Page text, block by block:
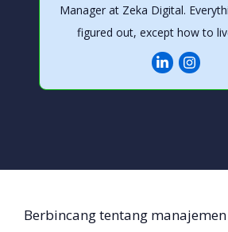
Manager at Zeka Digital.
figured out, except how to
Berbincang tentang